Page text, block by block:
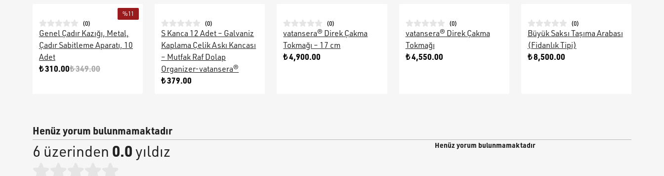
%11
(0)
Genel Çadır Kazığı, Metal,
Çadır Sabitleme Aparatı, 10
Adet
₺ 310.00₺ 349.00
(0)
S Kanca 12 Adet – Galvaniz
Kaplama Çelik Askı Kancası
– Mutfak Raf Dolap
Organizer-vatansera®
₺ 379.00
(0)
vatansera® Direk Çakma
Tokmağı – 17 cm
₺ 4,900.00
(0)
vatansera® Direk Çakma
Tokmağı
₺ 4,550.00
(0)
Büyük Saksı Taşıma Arabası
(Fidanlık Tipi)
₺ 8,500.00
Henüz yorum bulunmamaktadır
6 üzerinden 0.0yıldız Henüz yorum bulunmamaktadır